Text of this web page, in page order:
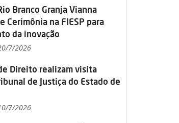
Branco Granja Vianna
Cerimônia na FIESP para
da inovação
7/2026
Direito realizam visita
de Justiça do Estado de
7/2026